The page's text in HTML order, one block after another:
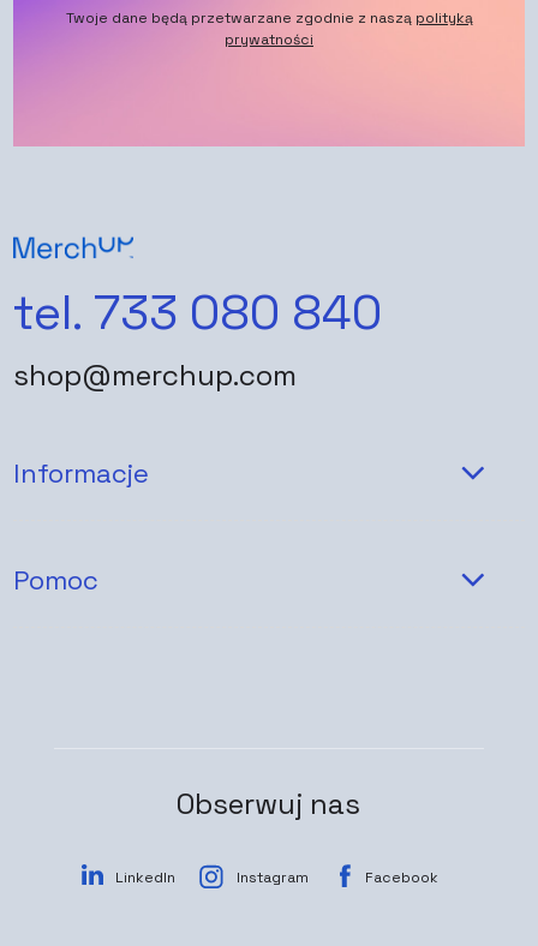
Twoje dane będą przetwarzane zgodnie z naszą polityką
prywatności
tel. 733 080 840
shop@merchup.com
Informacje
Pomoc
Obserwuj nas
LinkedIn Instagram Facebook